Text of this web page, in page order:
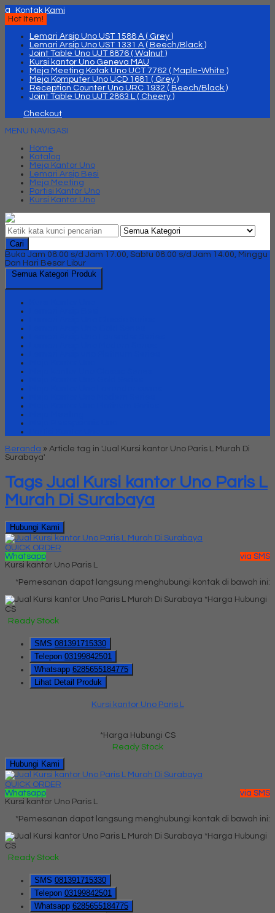
q
Kontak Kami
Hot Item!
Lemari Arsip Uno UST 1588 A ( Grey )
Lemari Arsip Uno UST 1331 A ( Beech/Black )
Joint Table Uno UJT 8876 ( Walnut )
Kursi kantor Uno Geneva MAU
Meja Meeting Kotak Uno UCT 7762 ( Maple-White )
Meja Komputer Uno UCD 1681 ( Grey )
Reception Counter Uno URC 1932 ( Beech/Black )
Joint Table Uno UJT 2863 L ( Cheery )
Checkout
MENU NAVIGASI
Home
Katalog
Meja Kantor Uno
Lemari Arsip Besi
Meja Meeting
Partisi Kantor Uno
Kursi Kantor Uno
Cari
Buka Jam 08.00 s/d Jam 17.00, Sabtu 08.00 s/d Jam 14.00, Minggu
Dan Hari Besar Libur
Semua Kategori Produk
Beranda » Article tag in 'Jual Kursi kantor Uno Paris L Murah Di
Surabaya'
Tags Jual Kursi kantor Uno Paris L
Murah Di Surabaya
Hubungi Kami
QUICK ORDER
Whatsapp
via SMS
Kursi kantor Uno Paris L
*Pemesanan dapat langsung menghubungi kontak di bawah ini:
*Harga Hubungi
CS
Ready Stock
SMS 081391715330
Telepon 03199842501
Whatsapp 6285655184775
Lihat Detail Produk
Kursi kantor Uno Paris L
*Harga Hubungi CS
Ready Stock
Hubungi Kami
QUICK ORDER
Whatsapp
via SMS
Kursi kantor Uno Paris L
*Pemesanan dapat langsung menghubungi kontak di bawah ini:
*Harga Hubungi
CS
Ready Stock
SMS 081391715330
Telepon 03199842501
Whatsapp 6285655184775